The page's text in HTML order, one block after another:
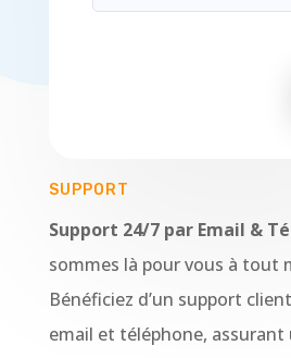
SUPPORT
Support 24/7 par Email &
sommes là pour vous à tout
Bénéficiez d’un support
email et téléphone, assurant